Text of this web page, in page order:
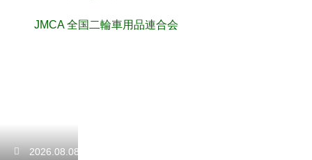
JMCA 全国二輪車用品連合会
2026.08.08